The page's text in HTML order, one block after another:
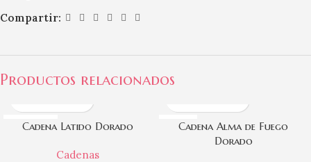
Compartir:
Productos relacionados
SOLD OUT
Cadena Latido Dorado
Cadenas
RODIOCadena Alma de Fuego
Dorado